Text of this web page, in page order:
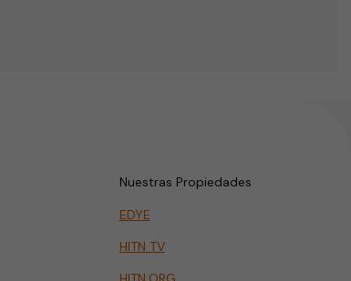
Nuestras Propiedades
EDYE
HITN TV